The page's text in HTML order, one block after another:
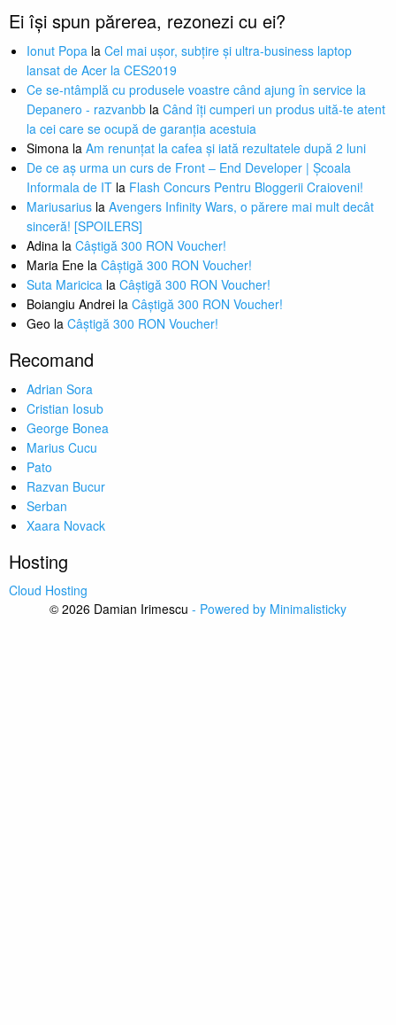
Ei își spun părerea, rezonezi cu ei?
Ionut Popa la Cel mai ușor, subțire și ultra-business laptop
lansat de Acer la CES2019
Ce se-ntâmplă cu produsele voastre când ajung în service la
Depanero - razvanbb la Când îți cumperi un produs uită-te atent
la cei care se ocupă de garanția acestuia
Simona la Am renunțat la cafea și iată rezultatele după 2 luni
De ce aș urma un curs de Front – End Developer | Școala
Informala de IT la Flash Concurs Pentru Bloggerii Craioveni!
Mariusarius la Avengers Infinity Wars, o părere mai mult decât
sinceră! [SPOILERS]
Adina la Câștigă 300 RON Voucher!
Maria Ene la Câștigă 300 RON Voucher!
Suta Maricica la Câștigă 300 RON Voucher!
Boiangiu Andrei la Câștigă 300 RON Voucher!
Geo la Câștigă 300 RON Voucher!
Recomand
Adrian Sora
Cristian Iosub
George Bonea
Marius Cucu
Pato
Razvan Bucur
Serban
Xaara Novack
Hosting
Cloud Hosting
© 2026 Damian Irimescu - Powered by Minimalisticky